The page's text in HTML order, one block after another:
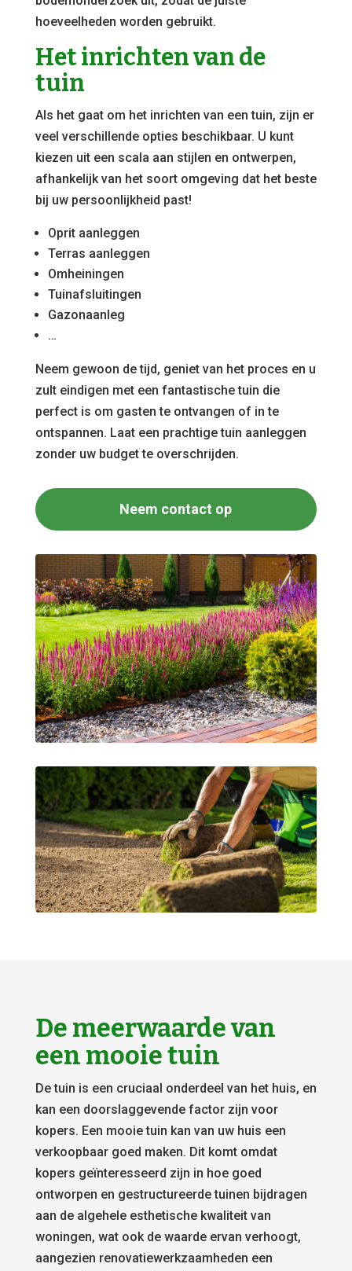
hoeveelheden worden gebruikt.
Het inrichten van de
tuin
Als het gaat om het inrichten van een tuin, zijn er
veel verschillende opties beschikbaar. U kunt
kiezen uit een scala aan stijlen en ontwerpen,
afhankelijk van het soort omgeving dat het beste
bij uw persoonlijkheid past!
Oprit aanleggen
Terras aanleggen
Omheiningen
Tuinafsluitingen
Gazonaanleg
…
Neem gewoon de tijd, geniet van het proces en u
zult eindigen met een fantastische tuin die
perfect is om gasten te ontvangen of in te
ontspannen. Laat een prachtige tuin aanleggen
zonder uw budget te overschrijden.
Neem contact op
De meerwaarde van
een mooie tuin
De tuin is een cruciaal onderdeel van het huis, en
kan een doorslaggevende factor zijn voor
kopers. Een mooie tuin kan van uw huis een
verkoopbaar goed maken. Dit komt omdat
kopers geïnteresseerd zijn in hoe goed
ontworpen en gestructureerde tuinen bijdragen
aan de algehele esthetische kwaliteit van
woningen, wat ook de waarde ervan verhoogt,
aangezien renovatiewerkzaamheden een